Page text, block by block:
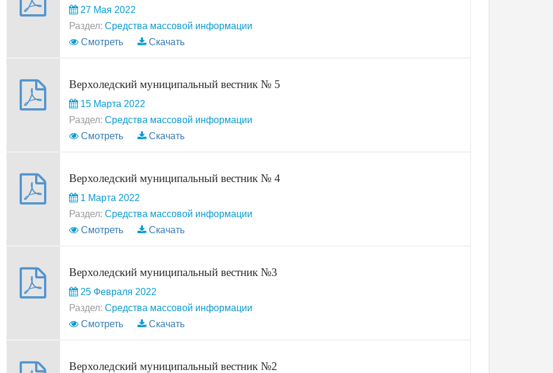
27 Мая 2022
Раздел: Средства массовой информации
Смотреть
Скачать
Верхоледский муниципальный вестник № 5
15 Марта 2022
Раздел: Средства массовой информации
Смотреть
Скачать
Верхоледский муниципальный вестник № 4
1 Марта 2022
Раздел: Средства массовой информации
Смотреть
Скачать
Верхоледский муниципальный вестник №3
25 Февраля 2022
Раздел: Средства массовой информации
Смотреть
Скачать
Верхоледский муниципальный вестник №2